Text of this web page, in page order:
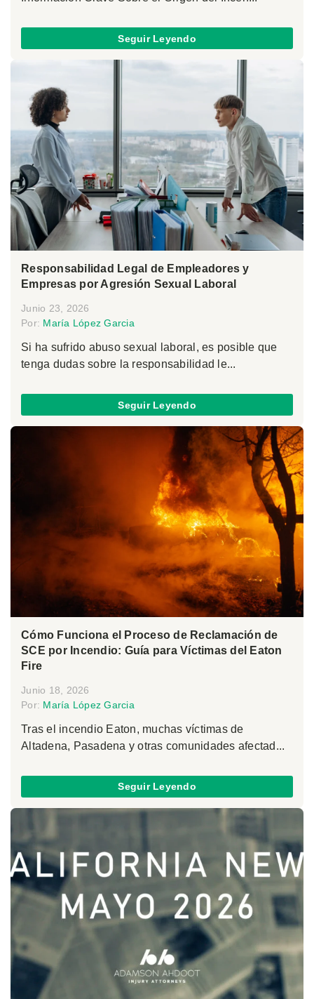
Seguir Leyendo
Responsabilidad Legal de Empleadores y
Empresas por Agresión Sexual Laboral
Junio 23, 2026
Por: María López Garcia
Si ha sufrido abuso sexual laboral, es posible que
tenga dudas sobre la responsabilidad le...
Seguir Leyendo
Cómo Funciona el Proceso de Reclamación de
SCE por Incendio: Guía para Víctimas del Eaton
Fire
Junio 18, 2026
Por: María López Garcia
Tras el incendio Eaton, muchas víctimas de
Altadena, Pasadena y otras comunidades afectad...
Seguir Leyendo